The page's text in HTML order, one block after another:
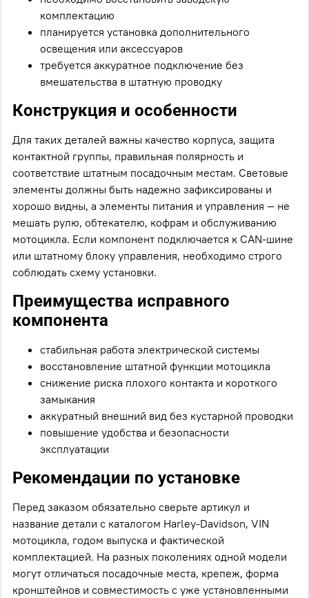
комплектацию
планируется установка дополнительного
освещения или аксессуаров
требуется аккуратное подключение без
вмешательства в штатную проводку
Конструкция и особенности
Для таких деталей важны качество корпуса, защита
контактной группы, правильная полярность и
соответствие штатным посадочным местам. Световые
элементы должны быть надежно зафиксированы и
хорошо видны, а элементы питания и управления — не
мешать рулю, обтекателю, кофрам и обслуживанию
мотоцикла. Если компонент подключается к CAN-шине
или штатному блоку управления, необходимо строго
соблюдать схему установки.
Преимущества исправного
компонента
стабильная работа электрической системы
восстановление штатной функции мотоцикла
снижение риска плохого контакта и короткого
замыкания
аккуратный внешний вид без кустарной проводки
повышение удобства и безопасности
эксплуатации
Рекомендации по установке
Перед заказом обязательно сверьте артикул и
название детали с каталогом Harley-Davidson, VIN
мотоцикла, годом выпуска и фактической
комплектацией. На разных поколениях одной модели
могут отличаться посадочные места, крепеж, форма
кронштейнов и совместимость с уже установленными